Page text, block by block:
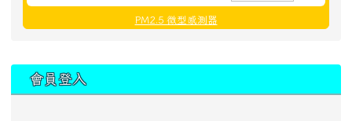
PM2.5 微型感測器
會員登入